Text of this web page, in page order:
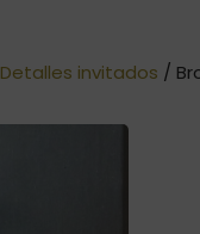
Detalles invitados /